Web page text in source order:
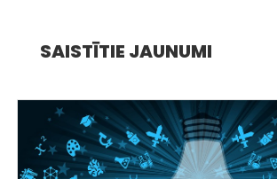
SAISTĪTIE JAUNUMI